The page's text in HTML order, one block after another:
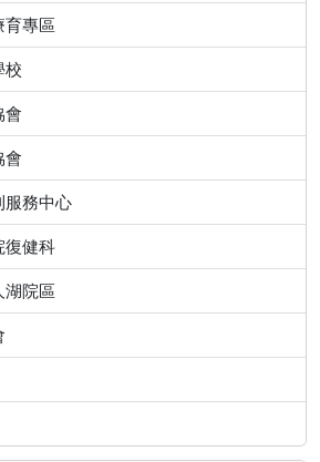
育專區
校
會
會
服務中心
復健科
湖院區